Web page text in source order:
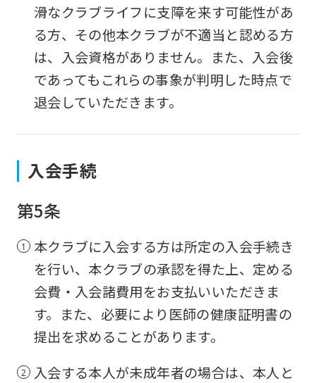
滑なクラブライフに支障を来す可能性があ
る方、その他本クラブが不適当と認める方
は、入会資格がありません。また、入会後
であってもこれらの事象が判明した時点で
退会していただきます。
入会手続
第5条
本クラブに入会する方は所定の入会手続き
を行い、本クラブの承認を得た上、定める
会費・入会諸費用をお支払いいただきま
す。また、必要により医師の健康証明書の
提出を求めることがあります。
入会する本人が未成年者の場合は、本人と